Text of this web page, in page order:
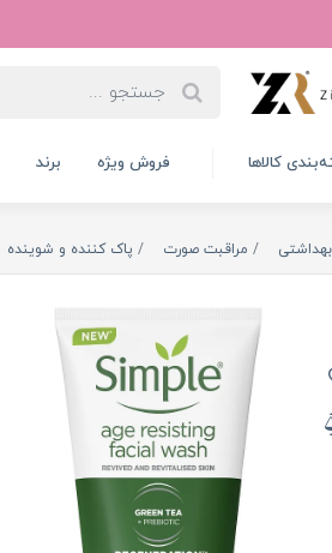
کالاها فروش ویژه برند
بهداشتی مراقبت صورت پاک کننده و شوینده